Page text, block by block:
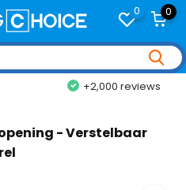
0 0
- Verstelbaar